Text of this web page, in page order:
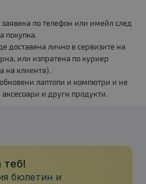
по телефон или имейл след
покупка.
доставена лично в сервизите на
или изпратена по куриер
на клиента).
лаптопи и компютри и не
и други продукти.
теб!
бюлетин и